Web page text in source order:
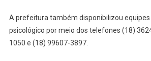
A prefeitura também disponibilizou
psicológico por meio dos telefones (18)
1050 e (18) 99607-3897.